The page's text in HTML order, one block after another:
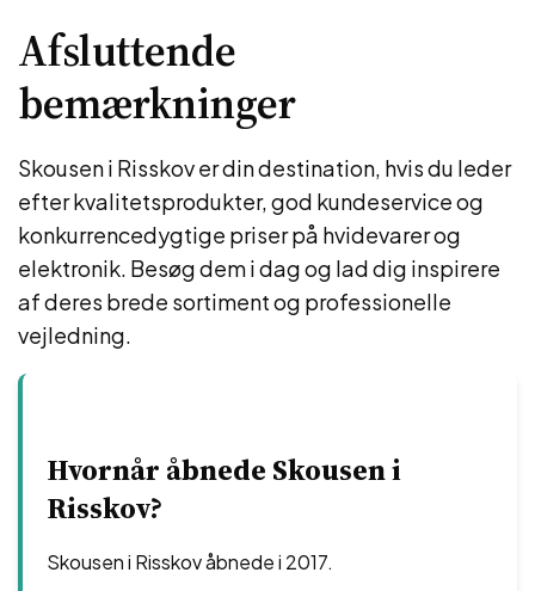
Afsluttende
bemærkninger
Skousen i Risskov er din destination, hvis du leder
efter kvalitetsprodukter, god kundeservice og
konkurrencedygtige priser på hvidevarer og
elektronik. Besøg dem i dag og lad dig inspirere
af deres brede sortiment og professionelle
vejledning.
Hvornår åbnede Skousen i
Risskov?
Skousen i Risskov åbnede i 2017.